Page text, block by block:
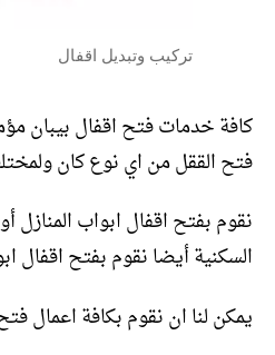
تركيب وتبديل اقفال
كافة خدمات فتح اقفال بيبان
فتح الققل من اي نوع كان
نقوم بفتح اقفال ابواب المنازل
السكنية أيضا نقوم بفتح اقفال
يمكن لنا ان نقوم بكافة اعمال